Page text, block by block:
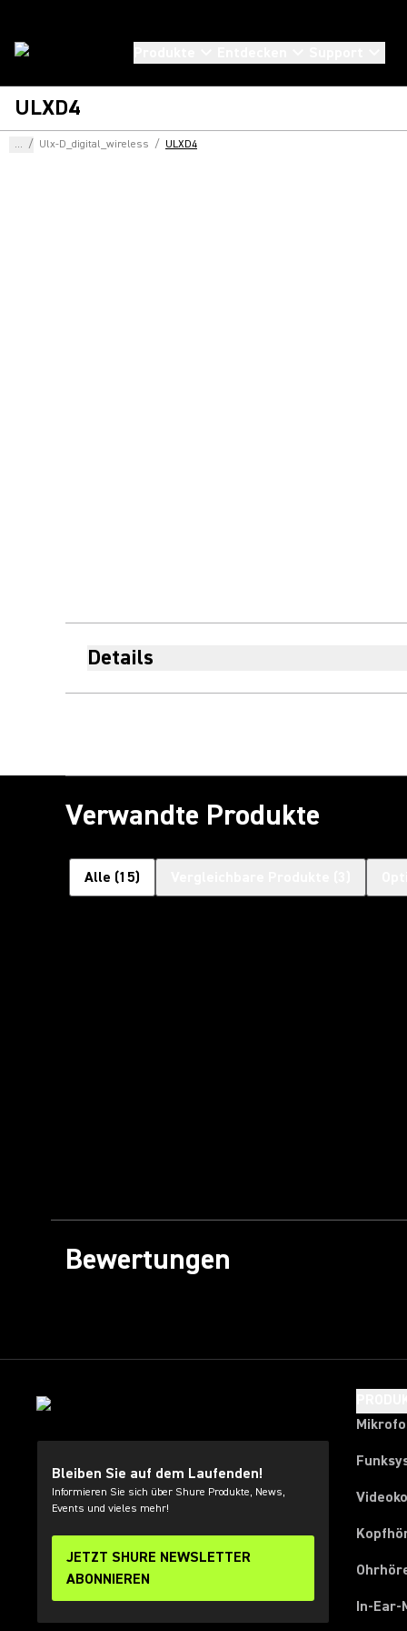
ULXD4
... / Ulx-D_digital_wireless / ULXD4
Details
Verwandte Produkte
Alle (15)
Bewertungen
Bleiben Sie auf dem Laufenden!
Informieren Sie sich über Shure Produkte, News,
Events und vieles mehr!
JETZT SHURE NEWSLETTER
ABONNIEREN
In-Ear-